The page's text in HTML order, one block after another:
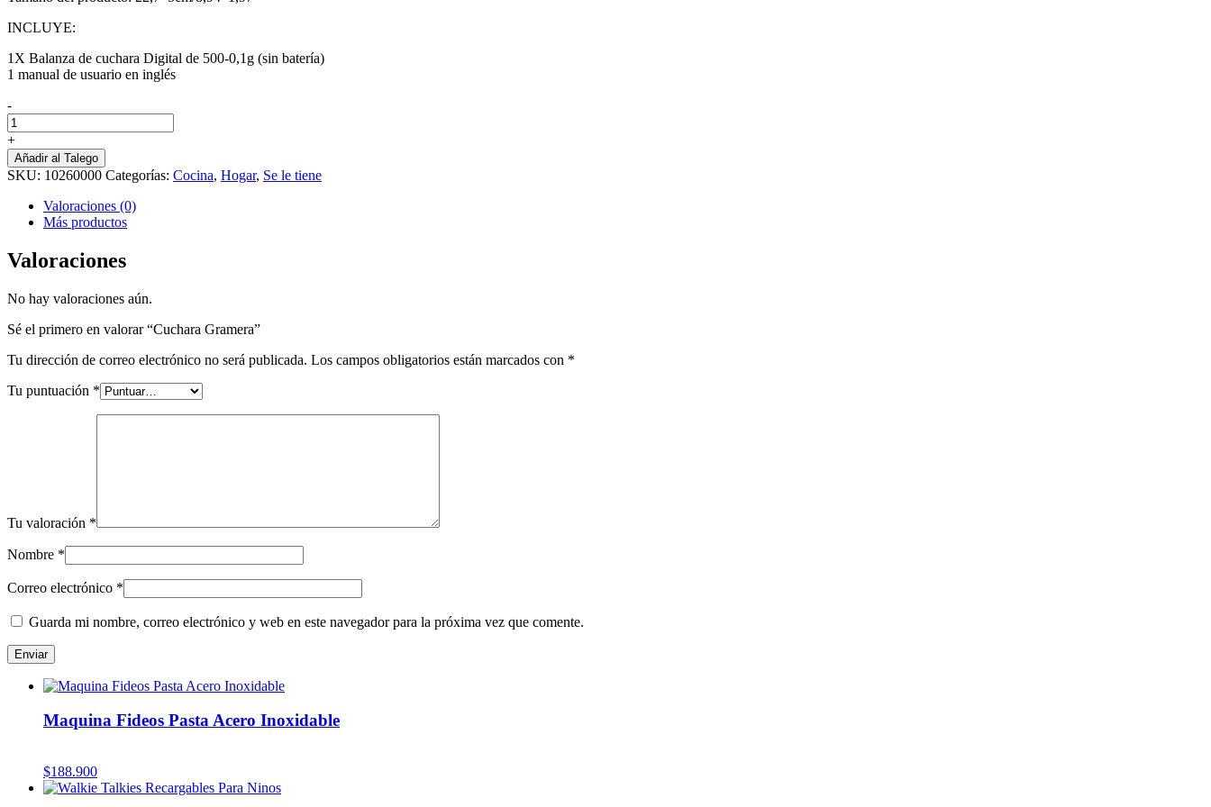
INCLUYE:
1X Balanza de cuchara Digital de 500-0,1g (sin batería)
1 manual de usuario en inglés
-
Cuchara
Gramera
cantidad
+
Añadir al Talego
SKU: 10260000 Categorías: Cocina, Hogar, Se le tiene
Valoraciones (0)
Más productos
Valoraciones
No hay valoraciones aún.
Sé el primero en valorar “Cuchara Gramera”
Tu dirección de correo electrónico no será publicada. Los campos obligatorios están marcados con *
Tu puntuación *
Tu valoración *
Nombre *
Correo electrónico *
Guarda mi nombre, correo electrónico y web en este navegador para la próxima vez que comente.
Maquina Fideos Pasta Acero Inoxidable
$188.900